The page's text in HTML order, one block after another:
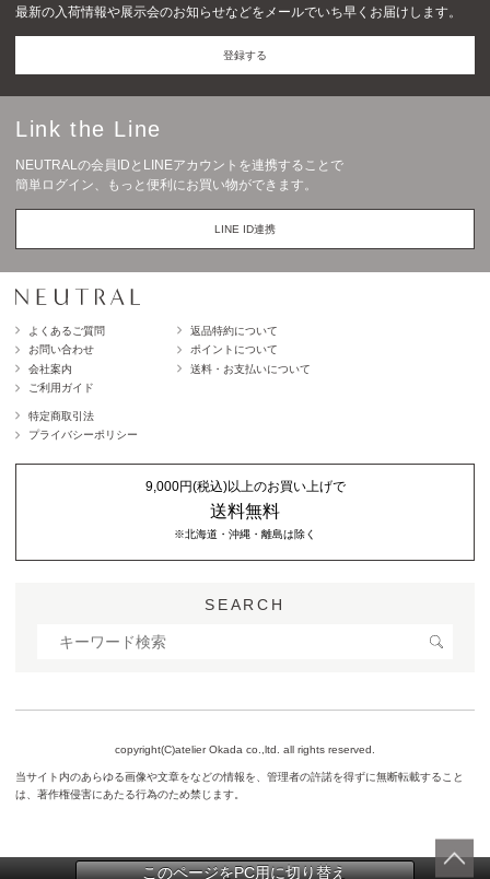
最新の入荷情報や展示会のお知らせなどをメールでいち早くお届けします。
登録する
Link the Line
NEUTRALの会員IDとLINEアカウントを連携することで
簡単ログイン、もっと便利にお買い物ができます。
LINE ID連携
よくあるご質問
返品特約について
お問い合わせ
ポイントについて
会社案内
送料・お支払いについて
ご利用ガイド
特定商取引法
プライバシーポリシー
9,000円(税込)以上のお買い上げで
送料無料
※北海道・沖縄・離島は除く
SEARCH
copyright(C)atelier Okada co.,ltd. all rights reserved.
当サイト内のあらゆる画像や文章をなどの情報を、管理者の許諾を得ずに無断転載すること
は、著作権侵害にあたる行為のため禁じます。
このページをPC用に切り替え